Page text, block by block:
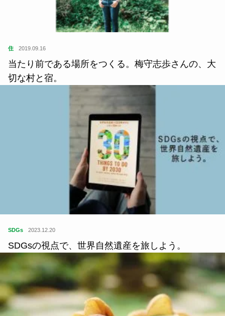
住 2019.09.16
当たり前である場所をつくる。梅守志歩さんの、大
切な村と宿。
SDGs 2023.12.20
SDGsの視点で、世界自然遺産を旅しよう。